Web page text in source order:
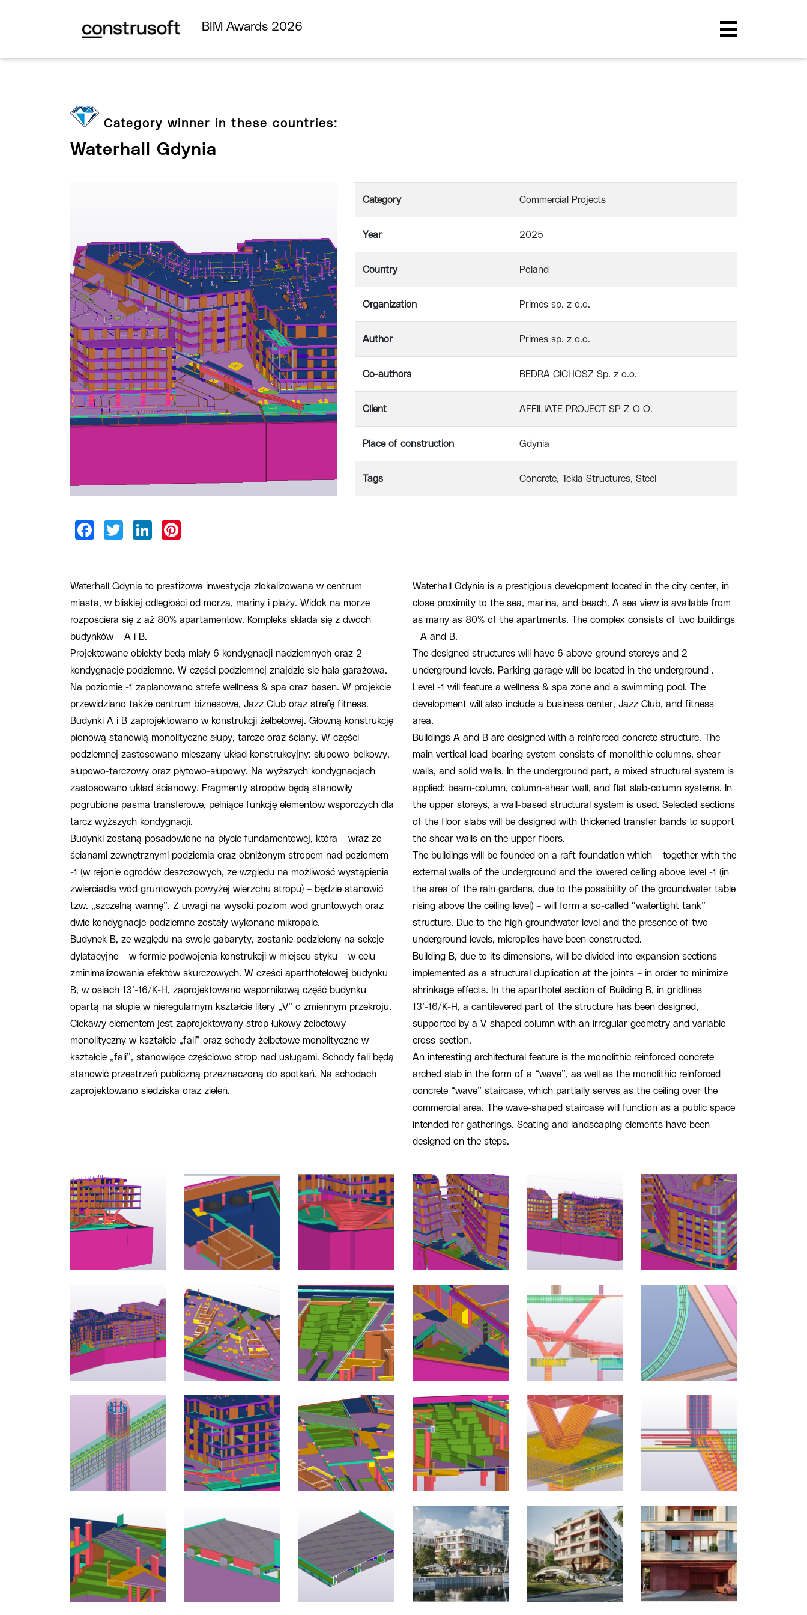
BIM Awards 2026
Category winner in these countries:
Waterhall Gdynia
Category Commercial Projects
Year 2025
Country Poland
Organization Primes sp. z o.o.
Author Primes sp. z o.o.
Co-authors BEDRA CICHOSZ Sp. z o.o.
Client AFFILIATE PROJECT SP Z O O.
Place of construction Gdynia
Tags Concrete Tekla Structures Steel
Waterhall Gdynia to prestiżowa inwestycja zlokalizowana w centrum
miasta, w bliskiej odległości od morza, mariny i plaży. Widok na morze
rozpościera się z aż 80% apartamentów. Kompleks składa się z dwóch
budynków – A i B.
Projektowane obiekty będą miały 6 kondygnacji nadziemnych oraz 2
kondygnacje podziemne. W części podziemnej znajdzie się hala garażowa.
Na poziomie -1 zaplanowano strefę wellness & spa oraz basen. W projekcie
przewidziano także centrum biznesowe, Jazz Club oraz strefę fitness.
Budynki A i B zaprojektowano w konstrukcji żelbetowej. Główną konstrukcję
pionową stanowią monolityczne słupy, tarcze oraz ściany. W części
podziemnej zastosowano mieszany układ konstrukcyjny: słupowo-belkowy,
słupowo-tarczowy oraz płytowo-słupowy. Na wyższych kondygnacjach
zastosowano układ ścianowy. Fragmenty stropów będą stanowiły
pogrubione pasma transferowe, pełniące funkcję elementów wsporczych dla
tarcz wyższych kondygnacji.
Budynki zostaną posadowione na płycie fundamentowej, która – wraz ze
ścianami zewnętrznymi podziemia oraz obniżonym stropem nad poziomem
-1 (w rejonie ogrodów deszczowych, ze względu na możliwość wystąpienia
zwierciadła wód gruntowych powyżej wierzchu stropu) – będzie stanowić
tzw. „szczelną wannę”. Z uwagi na wysoki poziom wód gruntowych oraz
dwie kondygnacje podziemne zostały wykonane mikropale.
Budynek B, ze względu na swoje gabaryty, zostanie podzielony na sekcje
dylatacyjne – w formie podwojenia konstrukcji w miejscu styku – w celu
zminimalizowania efektów skurczowych. W części aparthotelowej budynku
B, w osiach 13’-16/K-H, zaprojektowano wspornikową część budynku
opartą na słupie w nieregularnym kształcie litery „V” o zmiennym przekroju.
Ciekawy elementem jest zaprojektowany strop łukowy żelbetowy
monolityczny w kształcie „fali” oraz schody żelbetowe monolityczne w
kształcie „fali”, stanowiące częściowo strop nad usługami. Schody fali będą
stanowić przestrzeń publiczną przeznaczoną do spotkań. Na schodach
zaprojektowano siedziska oraz zieleń.
Waterhall Gdynia is a prestigious development located in the city center, in
close proximity to the sea, marina, and beach. A sea view is available from
as many as 80% of the apartments. The complex consists of two buildings
– A and B.
The designed structures will have 6 above-ground storeys and 2
underground levels. Parking garage will be located in the underground .
Level -1 will feature a wellness & spa zone and a swimming pool. The
development will also include a business center, Jazz Club, and fitness
area.
Buildings A and B are designed with a reinforced concrete structure. The
main vertical load-bearing system consists of monolithic columns, shear
walls, and solid walls. In the underground part, a mixed structural system is
applied: beam-column, column-shear wall, and flat slab-column systems. In
the upper storeys, a wall-based structural system is used. Selected sections
of the floor slabs will be designed with thickened transfer bands to support
the shear walls on the upper floors.
The buildings will be founded on a raft foundation which – together with the
external walls of the underground and the lowered ceiling above level -1 (in
the area of the rain gardens, due to the possibility of the groundwater table
rising above the ceiling level) – will form a so-called “watertight tank”
structure. Due to the high groundwater level and the presence of two
underground levels, micropiles have been constructed.
Building B, due to its dimensions, will be divided into expansion sections –
implemented as a structural duplication at the joints – in order to minimize
shrinkage effects. In the aparthotel section of Building B, in gridlines
13’-16/K-H, a cantilevered part of the structure has been designed,
supported by a V-shaped column with an irregular geometry and variable
cross-section.
An interesting architectural feature is the monolithic reinforced concrete
arched slab in the form of a “wave”, as well as the monolithic reinforced
concrete “wave” staircase, which partially serves as the ceiling over the
commercial area. The wave-shaped staircase will function as a public space
intended for gatherings. Seating and landscaping elements have been
designed on the steps.